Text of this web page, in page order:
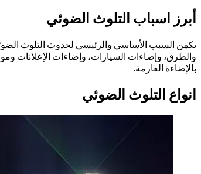
أبرز اسباب التلوث الضوئي
يكمن السبب الأساسي والرئيسي لحدوث التلوث
والطرق، وإضاءات السيارات، وإضاءات الإعلانات
بالإضاءة العارمة.
انواع التلوث الضوئي